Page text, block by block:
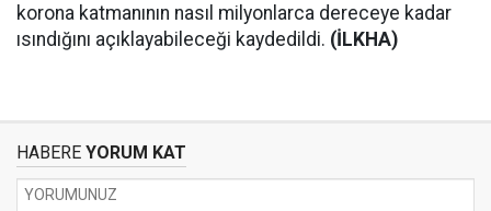
korona katmanının nasıl milyonlarca dereceye kadar
ısındığını açıklayabileceği kaydedildi. (İLKHA)
HABERE YORUM KAT